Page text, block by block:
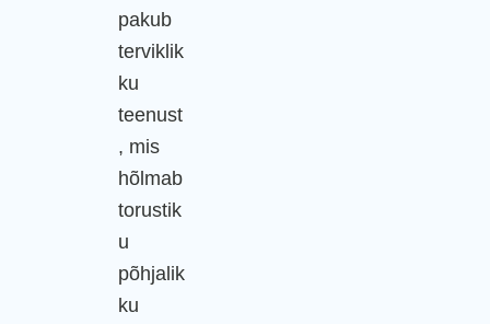
pakub
terviklik
ku
teenust
, mis
hõlmab
torustik
u
põhjalik
ku